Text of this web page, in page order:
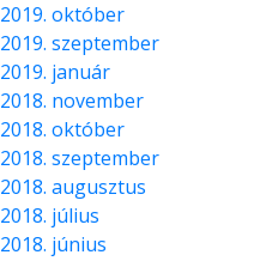
2019. október
2019. szeptember
2019. január
2018. november
2018. október
2018. szeptember
2018. augusztus
2018. július
2018. június